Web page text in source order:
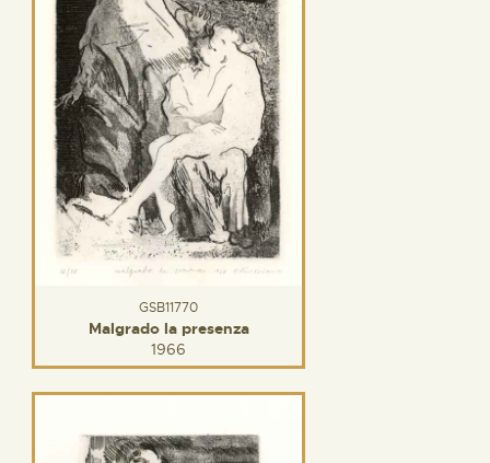
GSB11770
Malgrado la presenza
1966